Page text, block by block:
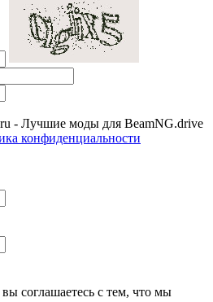
- Лучшие моды для BeamNG.drive
конфиденциальности
соглашаетесь с тем, что мы